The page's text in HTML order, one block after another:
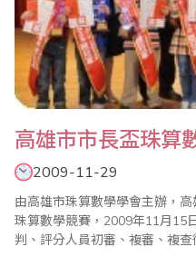
高雄市市長盃珠算
2009-11-29
由高雄市珠算數學學會主辦，
珠算數學競賽，2009年11月15
判、評分人員初審、複審、複